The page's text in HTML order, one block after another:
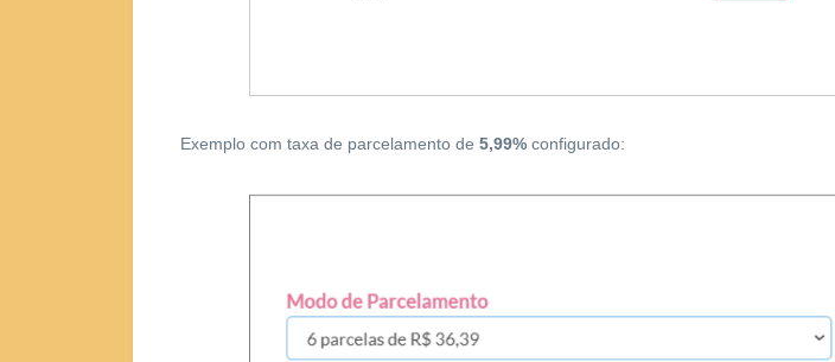
Exemplo com taxa de parcelamento de 5,99% configurado: